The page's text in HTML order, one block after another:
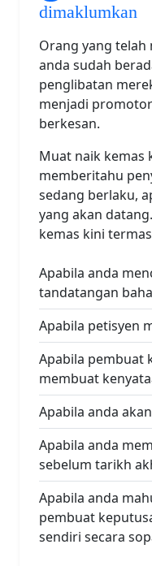
dimaklumkan
Orang yang telah
anda sudah
penglibatan
menjadi
berkesan.
Muat naik kemas
memberitahu
sedang berlaku,
yang akan
kemas kini
Apabila anda
tandatangan
Apabila petisyen
Apabila pembuat
membuat
Apabila anda
Apabila anda
sebelum tarikh
Apabila anda
pembuat
sendiri secara